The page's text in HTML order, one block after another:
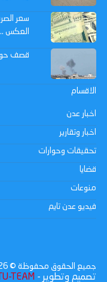
سعر
العكس ..
قصف
الاقسام
اخبار عدن
اخبار وتقارير
تحقيقات وحوارات
قضايا
منوعات
فيديو عدن تايم
جميع الحقوق محفوظة ©
تصميم وتطوير - TEAM